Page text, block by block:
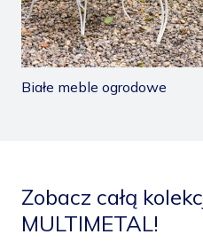
Białe meble ogrodowe
Zobacz całą
MULTIMETAL!